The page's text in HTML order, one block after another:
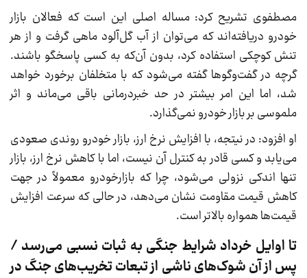
مصطفوی تشریح کرد: مساله اصلی این است که فعالان بازار
خودرو دریافته‌اند که می‌توان از آب گل‌آلود ماهی گرفت و از هر
تنش کوچکی استفاده کرد، بدون آن‌که به کسی پاسخگو باشند.
گرچه در گفت‌و‌گوها گفته می‌شود که با متخلفان برخورد خواهد
شد، اما این امر بیشتر در حد خبردرمانی باقی می‌ماند و اثر
ملموسی بر بازار خودرو نمی‌گذارد.
او افزود: در نیتجه، با افزایش نرخ ارز، بازار خودرو روندی صعودی
می‌یابد و کسی قادر به کنترل آن نیست، اما با کاهش نرخ ارز، بازار
تنها اندکی نزولی می‌شود، چرا که بازارخودرو معمولاً در جهت
کاهش قیمت مقاومت نشان می‌دهد، در حالی که سرعت افزایش
قیمت‌ها همواره بالاتر است.
تا اوایل خرداد شرایط جنگی به ثبات نسبی می‌رسد /
پس از آن شوک‌های ناشی از تبعات تخریب‌های جنگ در